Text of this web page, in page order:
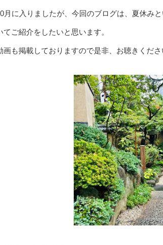
月に入りましたが、今回のブログは、夏休み
てご紹介をしたいと思います。
画も掲載しておりますので是非、お聴きくださ